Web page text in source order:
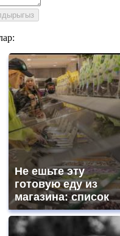
Не ешьте эту
готовую еду из
магазина: список